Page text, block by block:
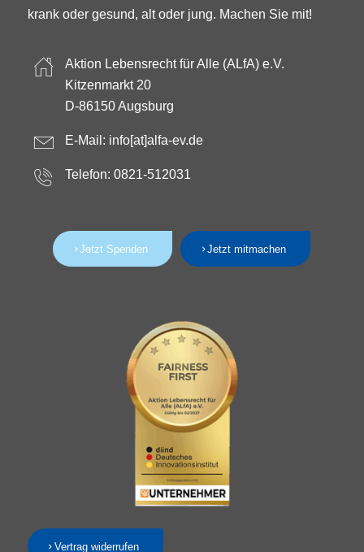
krank oder gesund, alt oder jung. Machen Sie mit!
Aktion Lebensrecht für Alle (ALfA) e.V.
Kitzenmarkt 20
D-86150 Augsburg
E-Mail: info[at]alfa-ev.de
Telefon: 0821-512031
Jetzt Spenden Jetzt mitmachen
Vertrag widerrufen